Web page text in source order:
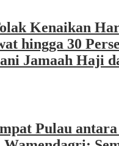
Kenaikan
hingga 30
Jamaah Haji
Pulau